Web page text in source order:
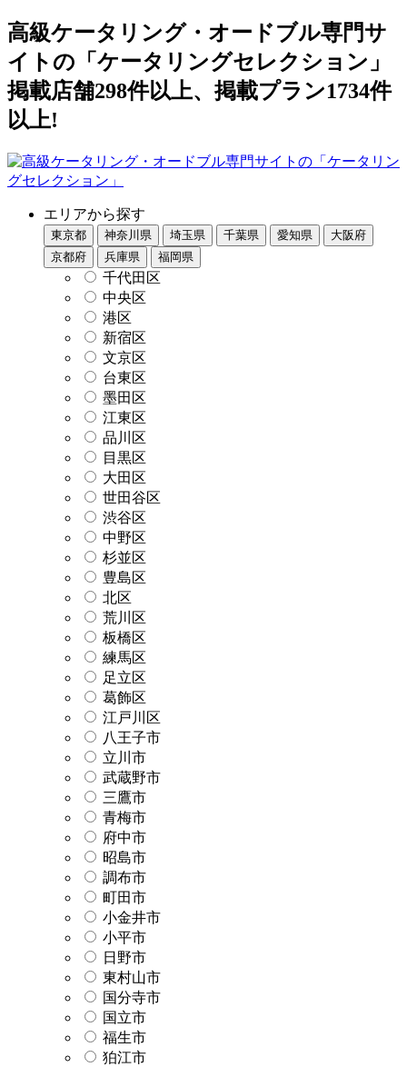
高級ケータリング・オードブル専門サ
イトの「ケータリングセレクション」
掲載店舗298件以上、掲載プラン1734件
以上!
エリアから探す
東京都 神奈川県 埼玉県 千葉県 愛知県
大阪府
京都府
兵庫県 福岡県
千代田区
中央区
港区
新宿区
文京区
台東区
墨田区
江東区
品川区
目黒区
大田区
世田谷区
渋谷区
中野区
杉並区
豊島区
北区
荒川区
板橋区
練馬区
足立区
葛飾区
江戸川区
八王子市
立川市
武蔵野市
三鷹市
青梅市
府中市
昭島市
調布市
町田市
小金井市
小平市
日野市
東村山市
国分寺市
国立市
福生市
狛江市